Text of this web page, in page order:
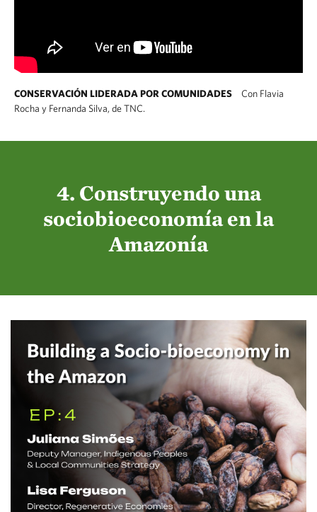
CONSERVACIÓN LIDERADA POR COMUNIDADES
Con Flavia
Rocha y Fernanda Silva, de TNC.
4. Construyendo una
sociobioeconomía en la
Amazonía